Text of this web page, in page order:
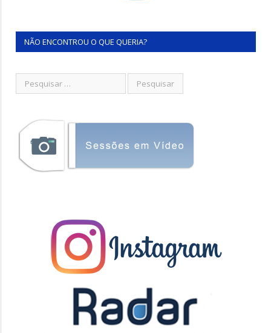
NÃO ENCONTROU O QUE QUERIA?